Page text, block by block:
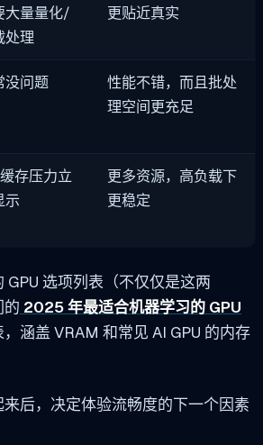
大量量化/
处理
更贴近真实
没问题
性能不错，而且批处
理空间更充足
存压力立
示
更多资源，高负载下
更稳定
GPU 选项列表（不仅仅是这两
的 2025 年最适合机器学习的 GPU
涵盖 VRAM 和常见 AI GPU 的内存
后，决定体验流畅度的下一个因素